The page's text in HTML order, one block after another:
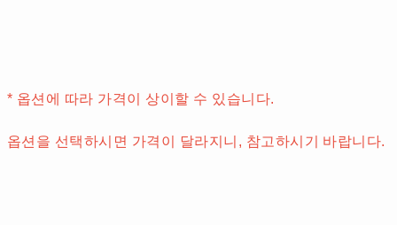
* 옵션에 따라 가격이 상이할 수 있습니다.
옵션을 선택하시면 가격이 달라지니, 참고하시기 바랍니다.